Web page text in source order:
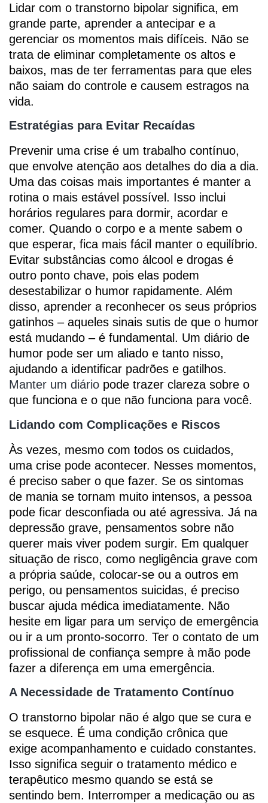
Lidar com o transtorno bipolar significa, em
grande parte, aprender a antecipar e a
gerenciar os momentos mais difíceis. Não se
trata de eliminar completamente os altos e
baixos, mas de ter ferramentas para que eles
não saiam do controle e causem estragos na
vida.
Estratégias para Evitar Recaídas
Prevenir uma crise é um trabalho contínuo,
que envolve atenção aos detalhes do dia a dia.
Uma das coisas mais importantes é manter a
rotina o mais estável possível. Isso inclui
horários regulares para dormir, acordar e
comer. Quando o corpo e a mente sabem o
que esperar, fica mais fácil manter o equilíbrio.
Evitar substâncias como álcool e drogas é
outro ponto chave, pois elas podem
desestabilizar o humor rapidamente. Além
disso, aprender a reconhecer os seus próprios
gatinhos – aqueles sinais sutis de que o humor
está mudando – é fundamental. Um diário de
humor pode ser um aliado e tanto nisso,
ajudando a identificar padrões e gatilhos.
Manter um diário pode trazer clareza sobre o
que funciona e o que não funciona para você.
Lidando com Complicações e Riscos
Às vezes, mesmo com todos os cuidados,
uma crise pode acontecer. Nesses momentos,
é preciso saber o que fazer. Se os sintomas
de mania se tornam muito intensos, a pessoa
pode ficar desconfiada ou até agressiva. Já na
depressão grave, pensamentos sobre não
querer mais viver podem surgir. Em qualquer
situação de risco, como negligência grave com
a própria saúde, colocar-se ou a outros em
perigo, ou pensamentos suicidas, é preciso
buscar ajuda médica imediatamente. Não
hesite em ligar para um serviço de emergência
ou ir a um pronto-socorro. Ter o contato de um
profissional de confiança sempre à mão pode
fazer a diferença em uma emergência.
A Necessidade de Tratamento Contínuo
O transtorno bipolar não é algo que se cura e
se esquece. É uma condição crônica que
exige acompanhamento e cuidado constantes.
Isso significa seguir o tratamento médico e
terapêutico mesmo quando se está se
sentindo bem. Interromper a medicação ou as